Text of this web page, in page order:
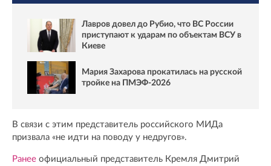
Лавров довел до Рубио, что ВС России
приступают к ударам по объектам ВСУ в
Киеве
Мария Захарова прокатилась на русской
тройке на ПМЭФ-2026
В связи с этим представитель российского МИДа
призвала «не идти на поводу у недругов».
Ранее официальный представитель Кремля Дмитрий